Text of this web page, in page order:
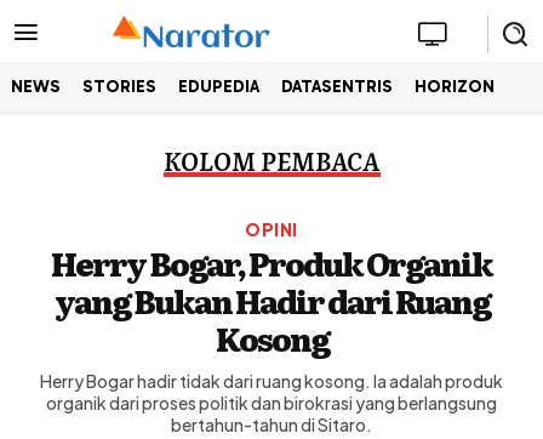
NEWS STORIES EDUPEDIA DATASENTRIS HORIZON
KOLOM PEMBACA
OPINI
Herry Bogar, Produk Organik
yang Bukan Hadir dari Ruang
Kosong
Herry Bogar hadir tidak dari ruang kosong. Ia adalah produk
organik dari proses politik dan birokrasi yang berlangsung
bertahun-tahun di Sitaro.